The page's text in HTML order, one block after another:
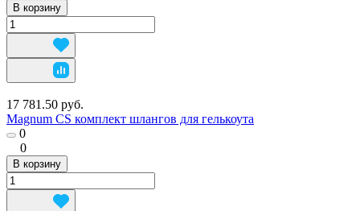
В корзину
17 781.50 руб.
Magnum CS комплект шлангов для гелькоута
0
0
В корзину